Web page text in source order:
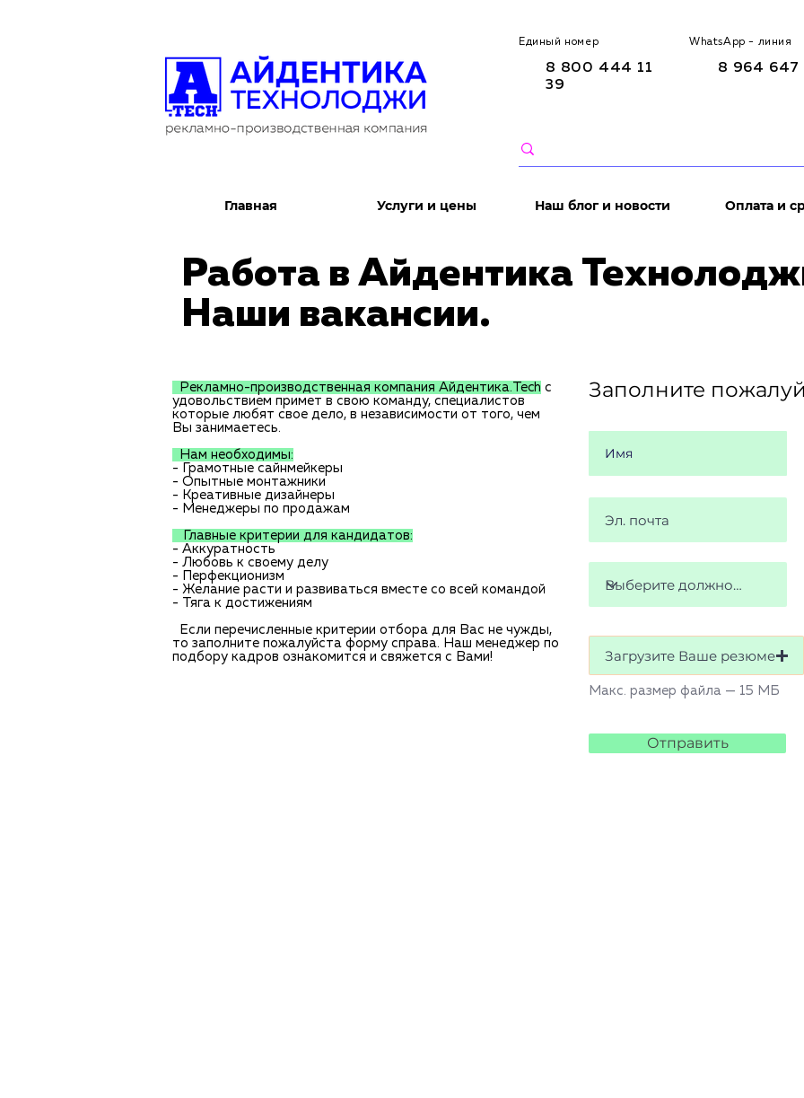
Единый номер
8 800 444 11
39
WhatsApp - линия
8 964 647
Главная Услуги и цены Наш блог и новости Оплата и
Работа в Айдентика
Наши вакансии.
Рекламно-производственная компания Айдентика.Tech с
удовольствием примет в свою команду, специалистов
которые любят свое дело, в независимости от того, чем
Вы занимаетесь.
Нам необходимы:
- Грамотные сайнмейкеры
- Опытные монтажники
- Креативные дизайнеры
- Менеджеры по продажам
Главные критерии для кандидатов:
- Аккуратность
- Любовь к своему делу
- Перфекционизм
- Желание расти и развиваться вместе со всей командой
- Тяга к достижениям
Если перечисленные критерии отбора для Вас не чужды,
то заполните пожалуйста форму справа. Наш менеджер по
подбору кадров ознакомится и свяжется с Вами!
Заполните
Загрузите Ваше резюме
Макс. размер файла — 15 МБ
Отправить